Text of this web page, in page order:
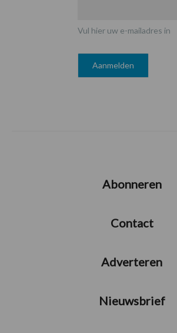
Vul hier uw e-mailadres in
Abonneren
Contact
Adverteren
Nieuwsbrief